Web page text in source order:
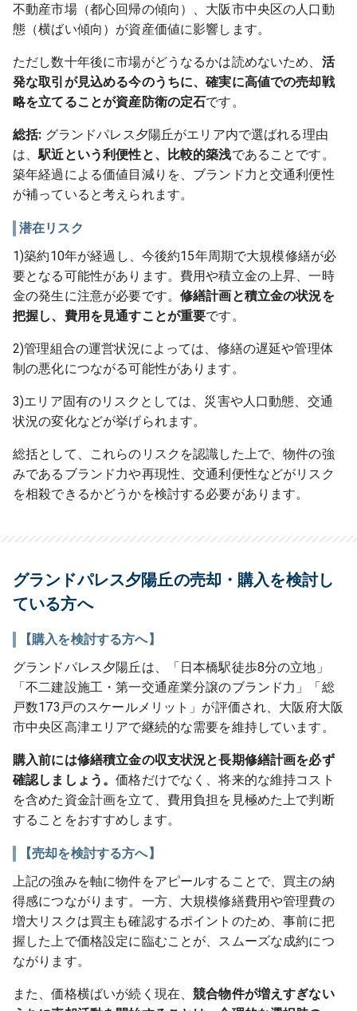
不動産市場（都心回帰の傾向）、大阪市中央区の人口動
態（横ばい傾向）が資産価値に影響します。
ただし数十年後に市場がどうなるかは読めないため、 活
発な取引が見込める今のうちに、確実に高値での売却戦
略を立てることが資産防衛の定石です。
総括: グランドパレス夕陽丘がエリア内で選ばれる理由
は、駅近という利便性と、比較的築浅であることです。
築年経過による価値目減りを、ブランド力と交通利便性
が補っていると考えられます。
潜在リスク
1)築約10年が経過し、今後約15年周期で大規模修繕が必
要となる可能性があります。費用や積立金の上昇、一時
金の発生に注意が必要です。 修繕計画と積立金の状況を
把握し、費用を見通すことが重要です。
2)管理組合の運営状況によっては、修繕の遅延や管理体
制の悪化につながる可能性があります。
3)エリア固有のリスクとしては、災害や人口動態、交通
状況の変化などが挙げられます。
総括として、これらのリスクを認識した上で、物件の強
みであるブランド力や再現性、交通利便性などがリスク
を相殺できるかどうかを検討する必要があります。
グランドパレス夕陽丘の売却・購入を検討し
ている方へ
【購入を検討する方へ】
グランドパレス夕陽丘は、「日本橋駅徒歩8分の立地」
「不二建設施工・第一交通産業分譲のブランド力」「総
戸数173戸のスケールメリット」が評価され、大阪府大阪
市中央区高津エリアで継続的な需要を維持しています。
購入前には修繕積立金の収支状況と長期修繕計画を必ず
確認しましょう。価格だけでなく、将来的な維持コスト
を含めた資金計画を立て、費用負担を見極めた上で判断
することをおすすめします。
【売却を検討する方へ】
上記の強みを軸に物件をアピールすることで、買主の納
得感につながります。一方、大規模修繕費用や管理費の
増大リスクは買主も確認するポイントのため、事前に把
握した上で価格設定に臨むことが、スムーズな成約につ
ながります。
また、価格横ばいが続く現在、競合物件が増えすぎない